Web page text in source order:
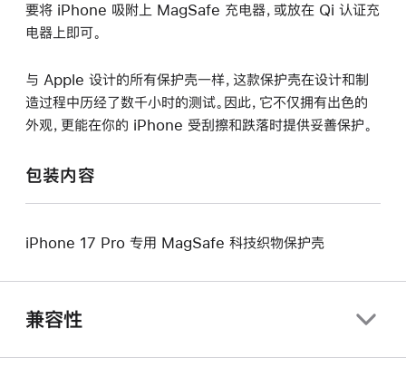
要将 iPhone 吸附上 MagSafe 充电器，或放在 Qi 认证充
电器上即可。
与 Apple 设计的所有保护壳一样，这款保护壳在设计和制
造过程中历经了数千小时的测试。因此，它不仅拥有出色的
外观，更能在你的 iPhone 受刮擦和跌落时提供妥善保护。
包装内容
iPhone 17 Pro 专用 MagSafe 科技织物保护壳
兼容性